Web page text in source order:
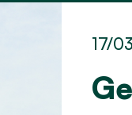
17/